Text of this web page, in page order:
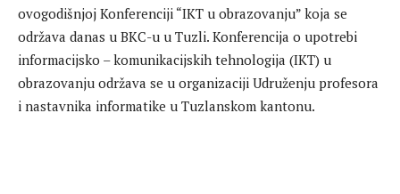
ovogodišnjoj Konferenciji “IKT u obrazovanju” koja se
održava danas u BKC-u u Tuzli. Konferencija o upotrebi
informacijsko – komunikacijskih tehnologija (IKT) u
obrazovanju održava se u organizaciji Udruženju profesora
i nastavnika informatike u Tuzlanskom kantonu.